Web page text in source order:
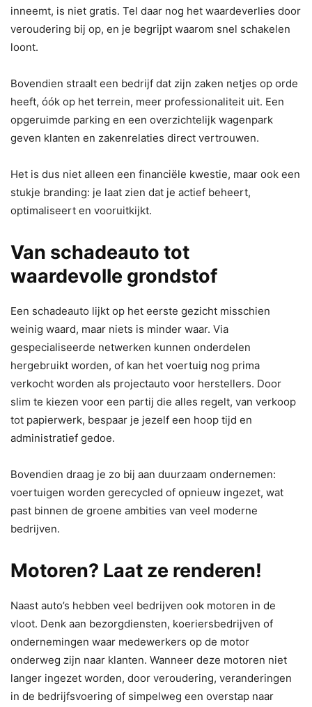
inneemt, is niet gratis. Tel daar nog het waardeverlies door
veroudering bij op, en je begrijpt waarom snel schakelen
loont.
Bovendien straalt een bedrijf dat zijn zaken netjes op orde
heeft, óók op het terrein, meer professionaliteit uit. Een
opgeruimde parking en een overzichtelijk wagenpark
geven klanten en zakenrelaties direct vertrouwen.
Het is dus niet alleen een financiële kwestie, maar ook een
stukje branding: je laat zien dat je actief beheert,
optimaliseert en vooruitkijkt.
Van schadeauto tot
waardevolle grondstof
Een schadeauto lijkt op het eerste gezicht misschien
weinig waard, maar niets is minder waar. Via
gespecialiseerde netwerken kunnen onderdelen
hergebruikt worden, of kan het voertuig nog prima
verkocht worden als projectauto voor herstellers. Door
slim te kiezen voor een partij die alles regelt, van verkoop
tot papierwerk, bespaar je jezelf een hoop tijd en
administratief gedoe.
Bovendien draag je zo bij aan duurzaam ondernemen:
voertuigen worden gerecycled of opnieuw ingezet, wat
past binnen de groene ambities van veel moderne
bedrijven.
Motoren? Laat ze renderen!
Naast auto’s hebben veel bedrijven ook motoren in de
vloot. Denk aan bezorgdiensten, koeriersbedrijven of
ondernemingen waar medewerkers op de motor
onderweg zijn naar klanten. Wanneer deze motoren niet
langer ingezet worden, door veroudering, veranderingen
in de bedrijfsvoering of simpelweg een overstap naar